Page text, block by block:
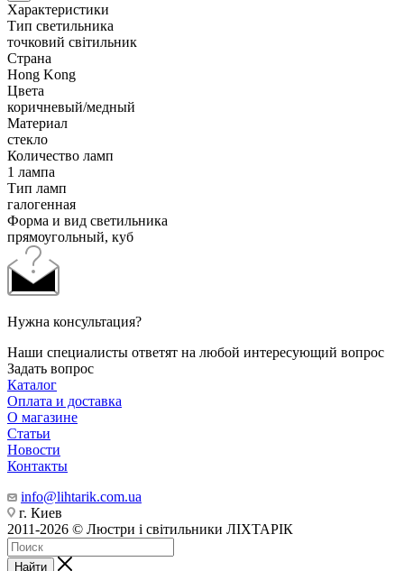
Характеристики
Тип светильника
точковий світильник
Страна
Hong Kong
Цвета
коричневый/медный
Материал
стекло
Количество ламп
1 лампа
Тип ламп
галогенная
Форма и вид светильника
прямоугольный, куб
Нужна консультация?
Наши специалисты ответят на любой интересующий вопрос
Задать вопрос
Каталог
Оплата и доставка
О магазине
Статьи
Новости
Контакты
info@lihtarik.com.ua
г. Киев
2011-2026 © Люстри і світильники ЛІХТАРІК
Найти